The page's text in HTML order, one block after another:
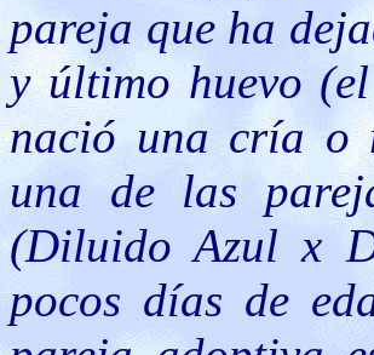
pareja que ha
y último huevo
nació una cría o
una de las
(Diluido Azul x
pocos días de